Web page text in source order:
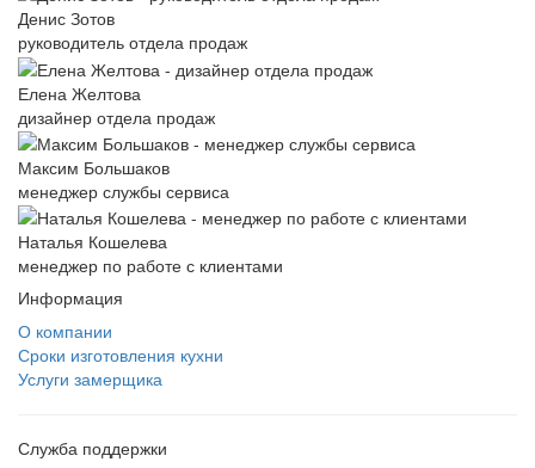
Денис Зотов
руководитель отдела продаж
Елена Желтова
дизайнер отдела продаж
Максим Большаков
менеджер службы сервиса
Наталья Кошелева
менеджер по работе с клиентами
Информация
О компании
Сроки изготовления кухни
Услуги замерщика
Служба поддержки